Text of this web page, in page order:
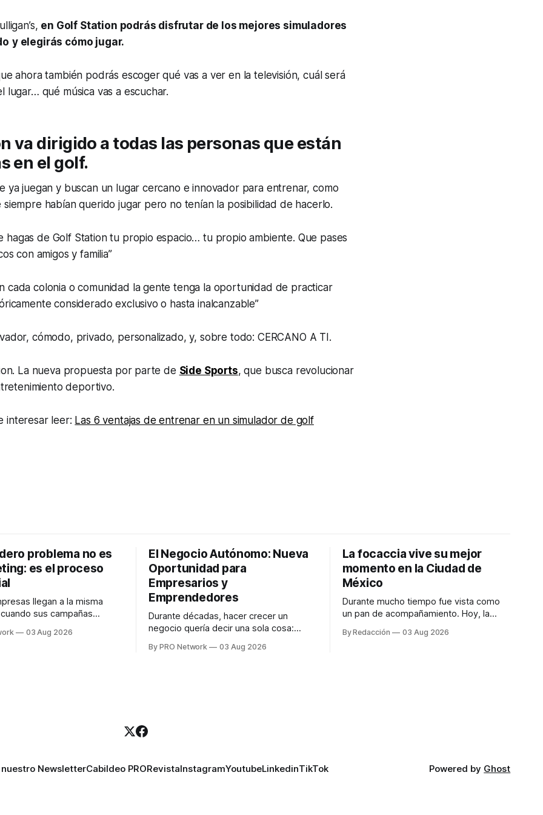
en Golf Station podrás disfrutar de los mejores simuladores
y elegirás cómo jugar.
ahora también podrás escoger qué vas a ver en la televisión, cuál será
lugar… qué música vas a escuchar.
va dirigido a todas las personas que están
en el golf.
ya juegan y buscan un lugar cercano e innovador para entrenar, como
siempre habían querido jugar pero no tenían la posibilidad de hacerlo.
hagas de Golf Station tu propio espacio… tu propio ambiente. Que pases
con amigos y familia’’
cada colonia o comunidad la gente tenga la oportunidad de practicar
considerado exclusivo o hasta inalcanzable’’
cómodo, privado, personalizado, y, sobre todo: CERCANO A TI.
La nueva propuesta por parte de Side Sports, que busca revolucionar
deportivo.
interesar leer: Las 6 ventajas de entrenar en un simulador de golf
problema no es
es el proceso
llegan a la misma
sus campañas
funciona". Sin embargo,
03 Aug 2026
El Negocio Autónomo: Nueva
Oportunidad para
Empresarios y
Emprendedores
Durante décadas, hacer crecer un
negocio quería decir una sola cosa:
anuncios, un especialista en marketing
By PRO Network 03 Aug 2026
La focaccia vive su mejor
momento en la Ciudad de
México
Durante mucho tiempo fue vista como
un pan de acompañamiento. Hoy, la
platillos favoritos de quienes buscan
By Redacción 03 Aug 2026
NewsletterCabildeo PRORevistaInstagramYoutubeLinkedinTikTok Powered by Ghost